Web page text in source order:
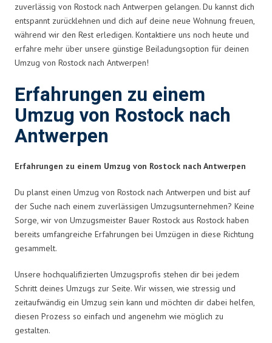
zuverlässig von Rostock nach Antwerpen gelangen. Du kannst dich
entspannt zurücklehnen und dich auf deine neue Wohnung freuen,
während wir den Rest erledigen. Kontaktiere uns noch heute und
erfahre mehr über unsere günstige Beiladungsoption für deinen
Umzug von Rostock nach Antwerpen!
Erfahrungen zu einem
Umzug von Rostock nach
Antwerpen
Erfahrungen zu einem Umzug von Rostock nach Antwerpen
Du planst einen Umzug von Rostock nach Antwerpen und bist auf
der Suche nach einem zuverlässigen Umzugsunternehmen? Keine
Sorge, wir von Umzugsmeister Bauer Rostock aus Rostock haben
bereits umfangreiche Erfahrungen bei Umzügen in diese Richtung
gesammelt.
Unsere hochqualifizierten Umzugsprofis stehen dir bei jedem
Schritt deines Umzugs zur Seite. Wir wissen, wie stressig und
zeitaufwändig ein Umzug sein kann und möchten dir dabei helfen,
diesen Prozess so einfach und angenehm wie möglich zu
gestalten.